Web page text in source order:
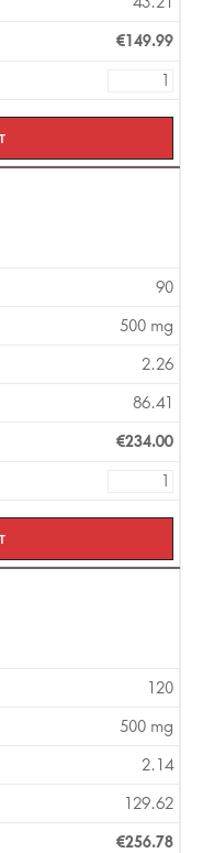
€149.99
90
500 mg
2.26
86.41
€234.00
120
500 mg
2.14
129.62
€256.78